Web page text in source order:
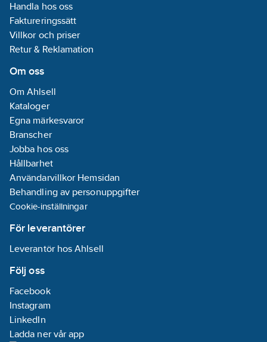
Handla hos oss
Faktureringssätt
Villkor och priser
Retur & Reklamation
Om oss
Om Ahlsell
Kataloger
Egna märkesvaror
Branscher
Jobba hos oss
Hållbarhet
Användarvillkor Hemsidan
Behandling av personuppgifter
Cookie-inställningar
För leverantörer
Leverantör hos Ahlsell
Följ oss
Facebook
Instagram
LinkedIn
Ladda ner vår app